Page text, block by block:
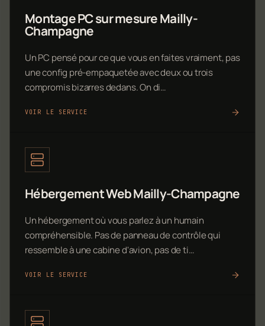
Montage PC sur mesure Mailly-
Champagne
Un PC pensé pour ce que vous en faites vraiment, pas
une config pré-empaquetée avec deux ou trois
compromis bizarres dedans. On di…
VOIR LE SERVICE
Hébergement Web Mailly-Champagne
Un hébergement où vous parlez à un humain
compréhensible. Pas de panneau de contrôle qui
ressemble à une cabine d'avion, pas de ti…
VOIR LE SERVICE